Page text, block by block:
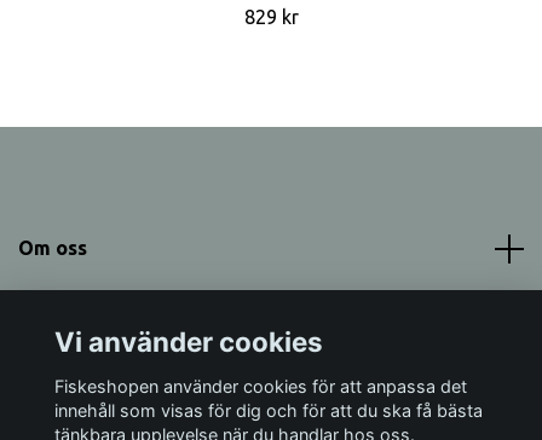
829 kr
Om oss
Sociala medier
Vi använder cookies
Fiskeshopen använder cookies för att anpassa det
innehåll som visas för dig och för att du ska få bästa
tänkbara upplevelse när du handlar hos oss.